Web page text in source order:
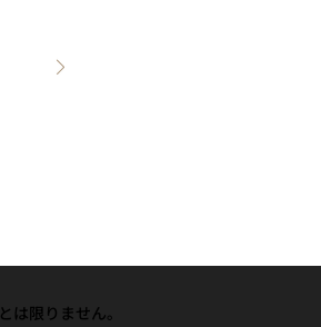
限りません。